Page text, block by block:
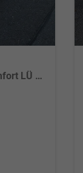
Sport Edition 1,5eHybrid DSG 4Motion Komfort LÜ 5 Sitzer